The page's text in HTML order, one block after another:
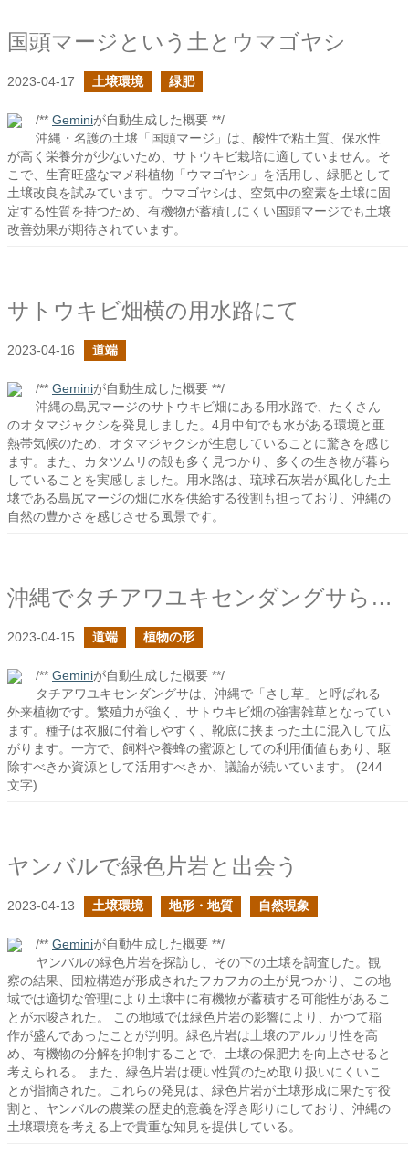
国頭マージという土とウマゴヤシ
2023-04-17 土壌環境 緑肥
/** Geminiが自動生成した概要 **/
沖縄・名護の土壌「国頭マージ」は、酸性で粘土質、保水性
が高く栄養分が少ないため、サトウキビ栽培に適していません。そ
こで、生育旺盛なマメ科植物「ウマゴヤシ」を活用し、緑肥として
土壌改良を試みています。ウマゴヤシは、空気中の窒素を土壌に固
定する性質を持つため、有機物が蓄積しにくい国頭マージでも土壌
改善効果が期待されています。
サトウキビ畑横の用水路にて
2023-04-16 道端
/** Geminiが自動生成した概要 **/
沖縄の島尻マージのサトウキビ畑にある用水路で、たくさん
のオタマジャクシを発見しました。4月中旬でも水がある環境と亜
熱帯気候のため、オタマジャクシが生息していることに驚きを感じ
ます。また、カタツムリの殻も多く見つかり、多くの生き物が暮ら
していることを実感しました。用水路は、琉球石灰岩が風化した土
壌である島尻マージの畑に水を供給する役割も担っており、沖縄の
自然の豊かさを感じさせる風景です。
沖縄でタチアワユキセンダングサらしき草をよく見かけた
2023-04-15 道端 植物の形
/** Geminiが自動生成した概要 **/
タチアワユキセンダングサは、沖縄で「さし草」と呼ばれる
外来植物です。繁殖力が強く、サトウキビ畑の強害雑草となってい
ます。種子は衣服に付着しやすく、靴底に挟まった土に混入して広
がります。一方で、飼料や養蜂の蜜源としての利用価値もあり、駆
除すべきか資源として活用すべきか、議論が続いています。 (244
文字)
ヤンバルで緑色片岩と出会う
2023-04-13 土壌環境 地形・地質 自然現象
/** Geminiが自動生成した概要 **/
ヤンバルの緑色片岩を探訪し、その下の土壌を調査した。観
察の結果、団粒構造が形成されたフカフカの土が見つかり、この地
域では適切な管理により土壌中に有機物が蓄積する可能性があるこ
とが示唆された。 この地域では緑色片岩の影響により、かつて稲
作が盛んであったことが判明。緑色片岩は土壌のアルカリ性を高
め、有機物の分解を抑制することで、土壌の保肥力を向上させると
考えられる。 また、緑色片岩は硬い性質のため取り扱いにくいこ
とが指摘された。これらの発見は、緑色片岩が土壌形成に果たす役
割と、ヤンバルの農業の歴史的意義を浮き彫りにしており、沖縄の
土壌環境を考える上で貴重な知見を提供している。